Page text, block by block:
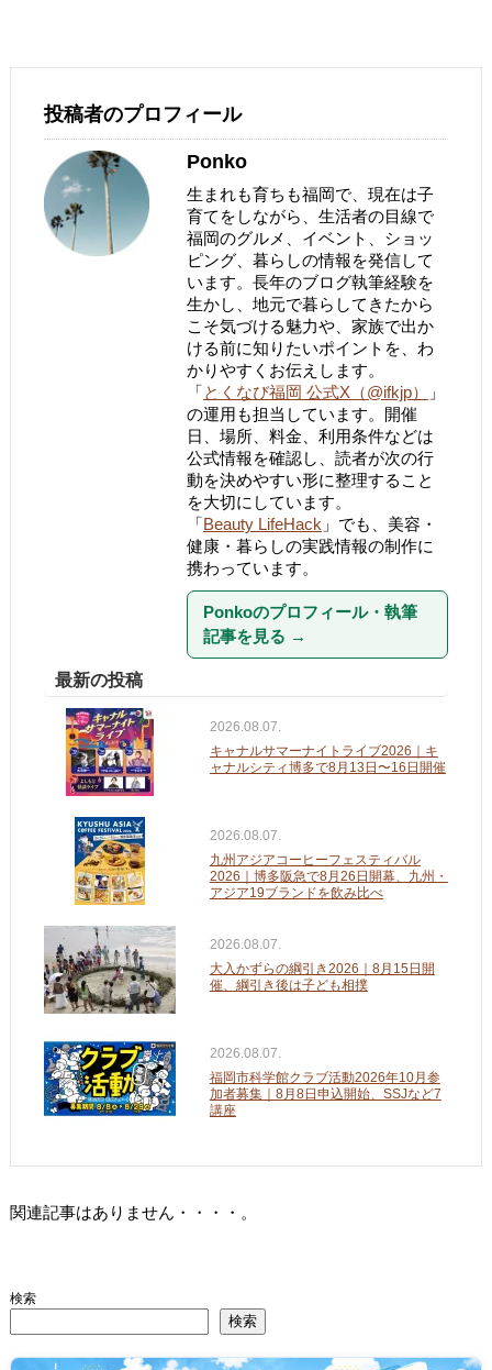
投稿者のプロフィール
Ponko
生まれも育ちも福岡で、現在は子
育てをしながら、生活者の目線で
福岡のグルメ、イベント、ショッ
ピング、暮らしの情報を発信して
います。長年のブログ執筆経験を
生かし、地元で暮らしてきたから
こそ気づける魅力や、家族で出か
ける前に知りたいポイントを、わ
かりやすくお伝えします。
「とくなび福岡 公式X（@ifkjp）
」
の運用も担当しています。開催
日、場所、料金、利用条件などは
公式情報を確認し、読者が次の行
動を決めやすい形に整理すること
を大切にしています。
「Beauty LifeHack 」でも、美容・
健康・暮らしの実践情報の制作に
携わっています。
Ponkoのプロフィール・執筆
記事を見る →
最新の投稿
2026.08.07.
キャナルサマーナイトライブ2026｜キ
ャナルシティ博多で8月13日〜16日開催
2026.08.07.
九州アジアコーヒーフェスティバル
2026｜博多阪急で8月26日開幕、九州・
アジア19ブランドを飲み比べ
2026.08.07.
大入かずらの綱引き2026｜8月15日開
催、綱引き後は子ども相撲
2026.08.07.
福岡市科学館クラブ活動2026年10月参
加者募集｜8月8日申込開始、SSJなど7
講座
関連記事はありません・・・・。
検索
検索